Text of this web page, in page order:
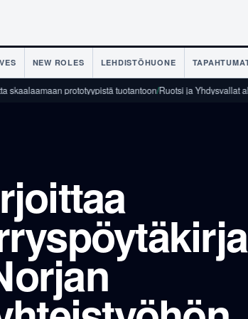
NEW ROLES LEHDISTÖHUONE
prototyypistä tuotantoon/Ruotsi ja Yhdysvallat